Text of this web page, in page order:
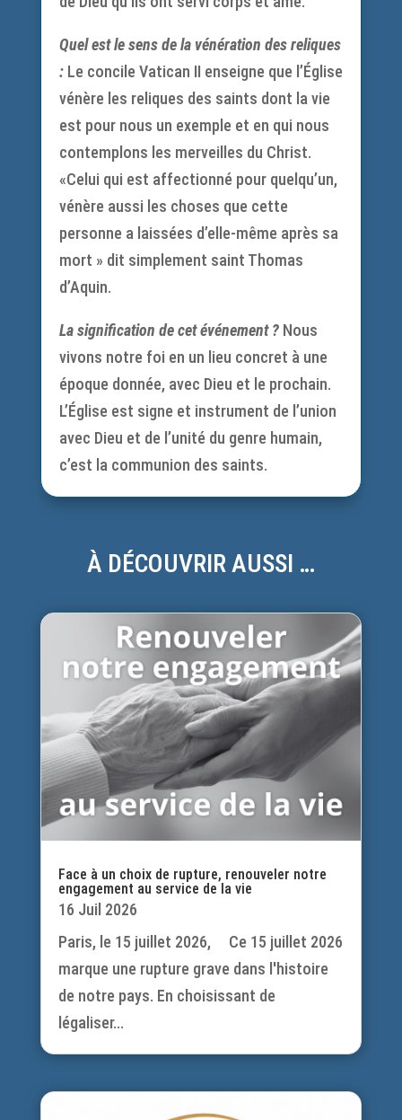
Quel est le sens de la vénération des reliques
:Le concile Vatican II enseigne que l’Église
vénère les reliques des saints dont la vie
est pour nous un exemple et en qui nous
contemplons les merveilles du Christ.
«Celui qui est affectionné pour quelqu’un,
vénère aussi les choses que cette
personne a laissées d’elle-même après sa
mort » dit simplement saint Thomas
d’Aquin.
La signification de cet événement ?Nous
vivons notre foi en un lieu concret à une
époque donnée, avec Dieu et le prochain.
L’Église est signe et instrument de l’union
avec Dieu et de l’unité du genre humain,
c’est la communion des saints.
À DÉCOUVRIR AUSSI …
Face à un choix de rupture, renouveler notre
engagement au service de la vie
16 Juil 2026
Paris, le 15 juillet 2026, Ce 15 juillet 2026
marque une rupture grave dans l'histoire
de notre pays. En choisissant de
légaliser...